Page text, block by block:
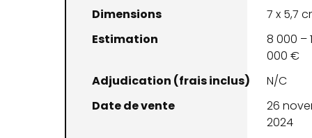
Dimensions
7 x 5,7
Estimation
8 000 –
000 €
Adjudication (frais inclus)
N/C
Date de vente
26
2024